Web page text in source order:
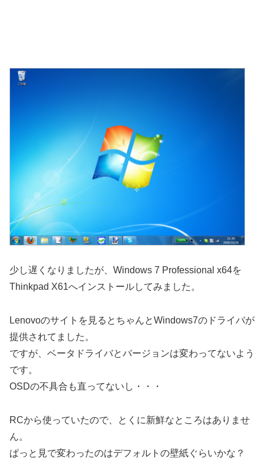
少し遅くなりましたが、Windows 7 Professional x64を
Thinkpad X61へインストールしてみました。
Lenovoのサイトを見るとちゃんとWindows7のドライバが
提供されてました。
ですが、ベータドライバとバージョンは変わってないよう
です。
OSDの不具合も直ってないし・・・
RCから使っていたので、とくに新鮮なところはありませ
ん。
ぱっと見で変わったのはデフォルトの壁紙ぐらいかな？